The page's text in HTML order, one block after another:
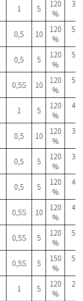
1 5
120
%
0,5 10
120
%
0,5 5
120
%
0,5S 10
120
%
1 5
120
%
0,5 10
120
%
0,5 5
120
%
0,5 5
120
%
0,5S 10
120
%
0,5S 5
120
%
0,5S 5
150
%
1 5
120
%